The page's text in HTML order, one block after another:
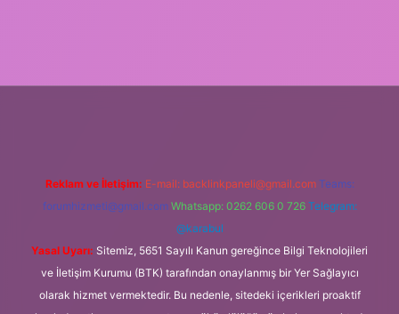
Reklam ve İletişim: E-mail: backlinkpaneli@gmail.com Teams:
forumhizmeti@gmail.com Whatsapp: 0262 606 0 726 Telegram:
@karabul
Yasal Uyarı: Sitemiz, 5651 Sayılı Kanun gereğince Bilgi Teknolojileri
ve İletişim Kurumu (BTK) tarafından onaylanmış bir Yer Sağlayıcı
olarak hizmet vermektedir. Bu nedenle, sitedeki içerikleri proaktif